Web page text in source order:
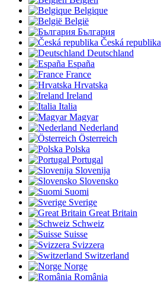
Belgique
België
България
Česká republika
Deutschland
España
France
Hrvatska
Ireland
Italia
Magyar
Nederland
Österreich
Polska
Portugal
Slovenija
Slovensko
Suomi
Sverige
Great Britain
Schweiz
Suisse
Svizzera
Switzerland
Norge
România